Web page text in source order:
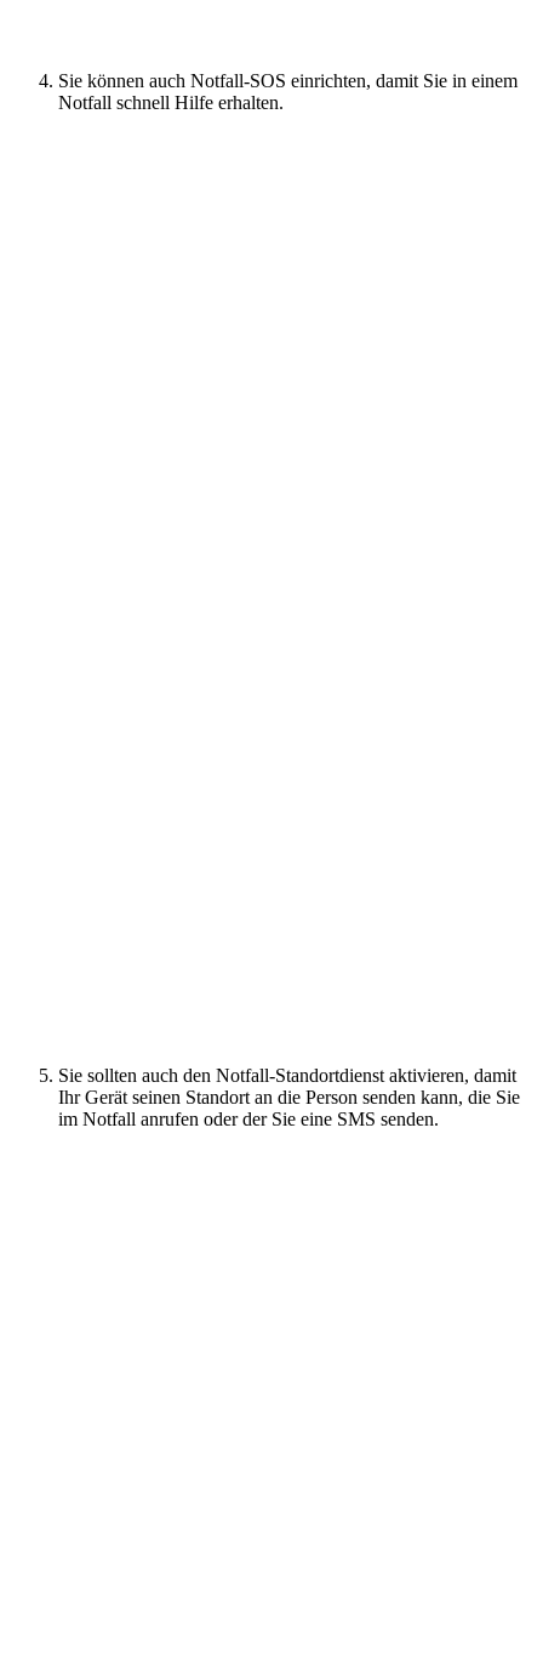
Sie können auch Notfall-SOS einrichten, damit Sie in einem
Notfall schnell Hilfe erhalten.
Sie sollten auch den Notfall-Standortdienst aktivieren, damit
Ihr Gerät seinen Standort an die Person senden kann, die Sie
im Notfall anrufen oder der Sie eine SMS senden.